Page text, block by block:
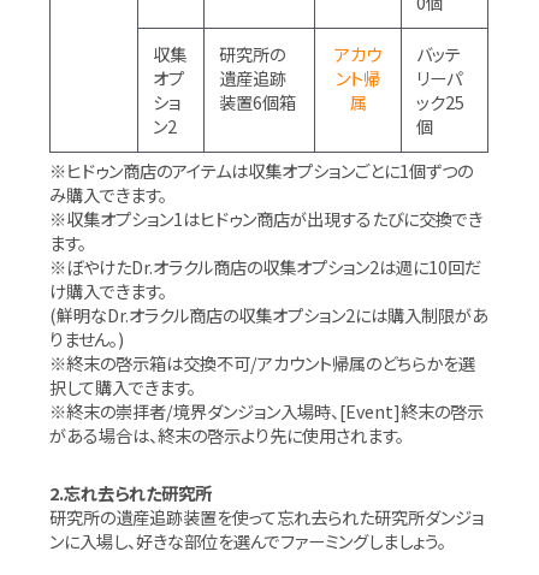
収集
オプ
ショ
ン2
研究所の
遺産追跡
装置6個箱
アカウ
ント帰
属
バッテ
リーパ
ック25
個
※ヒドゥン商店のアイテムは収集オプションごとに1個ずつの
み購入できます。
※収集オプション1はヒドゥン商店が出現するたびに交換でき
ます。
※ぼやけたDr.オラクル商店の収集オプション2は週に10回だ
け購入できます。
(鮮明なDr.オラクル商店の収集オプション2には購入制限があ
りません。)
※終末の啓示箱は交換不可/アカウント帰属のどちらかを選
択して購入できます。
※終末の崇拝者/境界ダンジョン入場時、[Event]終末の啓示
がある場合は、終末の啓示より先に使用されます。
2.忘れ去られた研究所
研究所の遺産追跡装置を使って忘れ去られた研究所ダンジョ
ンに入場し、好きな部位を選んでファーミングしましょう。